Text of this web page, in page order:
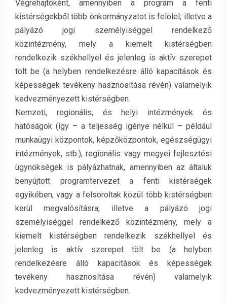
Végrehajtóként, amennyiben a program a fenti
kistérségekből több önkormányzatot is felölel; illetve a
pályázó jogi személyiséggel rendelkező
közintézmény, mely a kiemelt kistérségben
rendelkezik székhellyel és jelenleg is aktív szerepet
tölt be (a helyben rendelkezésre álló kapacitások és
képességek tevékeny hasznosítása révén) valamelyik
kedvezményezett kistérségben.
Nemzeti, regionális, és helyi intézmények és
hatóságok (így – a teljesség igénye nélkül – például
munkaügyi központok, képzőközpontok, egészségügyi
intézmények, stb.), regionális vagy megyei fejlesztési
ügynökségek is pályázhatnak, amennyiben az általuk
benyújtott programtervezet a fenti kistérségek
egyikében, vagy a felsoroltak közül több kistérségben
kerül megvalósításra; illetve a pályázó jogi
személyiséggel rendelkező közintézmény, mely a
kiemelt kistérségben rendelkezik székhellyel és
jelenleg is aktív szerepet tölt be (a helyben
rendelkezésre álló kapacitások és képességek
tevékeny hasznosítása révén) valamelyik
kedvezményezett kistérségben.